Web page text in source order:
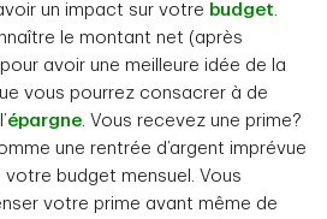
un impact sur votre budget.
le montant net (après
avoir une meilleure idée de la
vous pourrez consacrer à de
épargne. Vous recevez une prime?
une rentrée d’argent imprévue
votre budget mensuel. Vous
votre prime avant même de